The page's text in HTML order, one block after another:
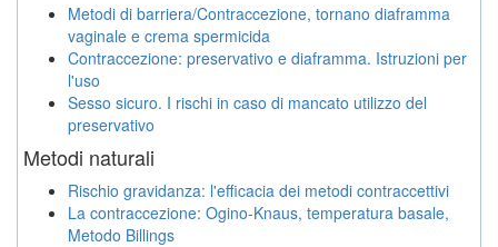
Metodi di barriera/Contraccezione, tornano diaframma
vaginale e crema spermicida
Contraccezione: preservativo e diaframma. Istruzioni per
l'uso
Sesso sicuro. I rischi in caso di mancato utilizzo del
preservativo
Metodi naturali
Rischio gravidanza: l'efficacia dei metodi contraccettivi
La contraccezione: Ogino-Knaus, temperatura basale,
Metodo Billings